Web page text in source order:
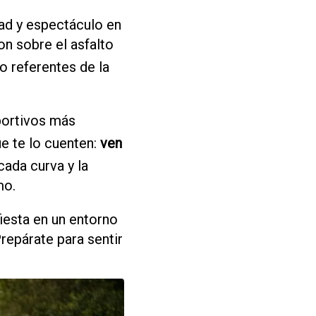
y espectáculo en
sobre el asfalto
referentes de la
más
te lo cuenten: ven
curva y la
en un entorno
para sentir